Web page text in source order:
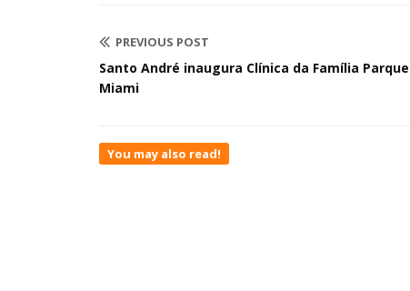
PREVIOUS POST
Santo André inaugura Clínica da Família Parque
Miami
You may also read!